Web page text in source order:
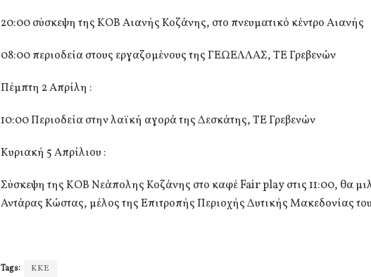
20:00 σύσκεψη της ΚΟΒ Αιανής Κοζάνης, στο πνευματικό κέντρο Αιανής
08:00 περιοδεία στους εργαζομένους της ΓΕΩΕΛΛΑΣ, ΤΕ Γρεβενών
Πέμπτη 2 Απρίλη :
10:00 Περιοδεία στην λαϊκή αγορά της Δεσκάτης, ΤΕ Γρεβενών
Κυριακή 5 Απρίλιου :
Σύσκεψη της ΚΟΒ Νεάπολης Κοζάνης στο καφέ Fair play στις 11:00, θα
Αντάρας Κώστας, μέλος της Επιτροπής Περιοχής Δυτικής Μακεδονίας
Tags: ΚΚΕ